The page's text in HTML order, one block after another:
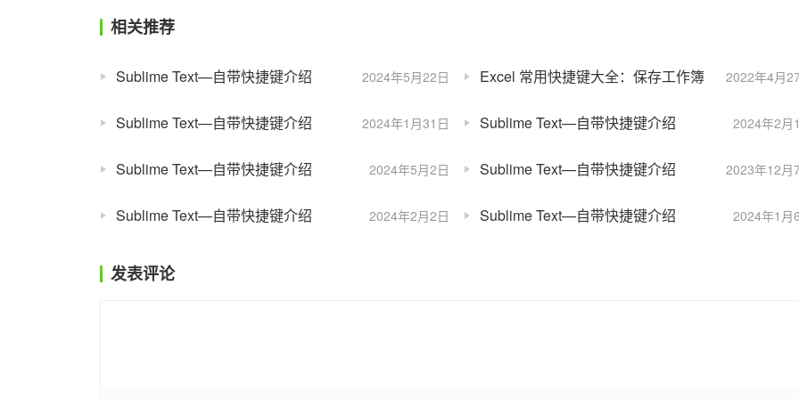
相关推荐
2024年5月22日
Sublime Text—自带快捷键介绍 2022年4月
Excel 常用快捷键大全：保存工作簿
2024年1月31日
Sublime Text—自带快捷键介绍 2024年2月
Sublime Text—自带快捷键介绍
2024年5月2日
Sublime Text—自带快捷键介绍 2023年12月
Sublime Text—自带快捷键介绍
2024年2月2日
Sublime Text—自带快捷键介绍 2024年1月
Sublime Text—自带快捷键介绍
发表评论